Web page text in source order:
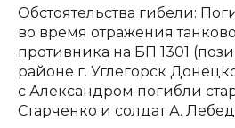
Обстоятельства гибели:
во время отражения
противника на БП 1301
районе г. Углегорск
с Александром погибли
Старченко и солдат А.